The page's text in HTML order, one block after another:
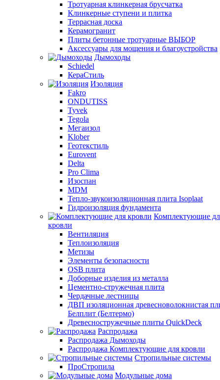
Тротуарная клинкерная брусчатка
Клинкерные ступени и плитка
Террасная доска
Керамогранит
Плиты бетонные тротуарные ВЫБОР
Аксессуары для мощения и благоустройства
Дымоходы
Schiedel
КераСтиль
Изоляция
Fakro
ONDUTISS
Tyvek
Tegola
Мегаизол
Klober
Геотекстиль
Eurovent
Delta
Pro Clima
Изоспан
MDM
Тепло-звукоизоляционная плита Isoplaat
Гидроизоляция фундамента
Комплектующие
кровли
Вентиляция
Теплоизоляция
Метизы
Элементы безопасности
OSB плита
Доборные изделия из металла
Цементно-стружечная плита
Чердачные лестницы
ДВП изоляционная древесноволокнистая
Белплит (Белтермо)
Древесностружечные плиты QuickDeck
Распродажа
Распродажа Дымоходы
Распродажа Комплектующие для кровли
Стропильные системы
ПроСтропила
Модульные дома